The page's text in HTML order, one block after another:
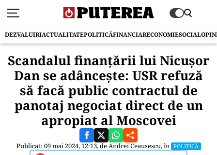
DEZVALUIRIACTUALITATEPOLITICĂFINANCIARECONOMIESOCIAL
Scandalul finanțării lui Nicușor
Dan se adâncește: USR refuză
să facă public contractul de
panotaj negociat direct de un
apropiat al Moscovei
Publicat: 09 mai 2024, 12:13, deAndrei Ceausescu, în POLITICĂ